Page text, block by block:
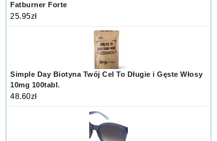
Fatburner Forte
25.95zł
Simple Day Biotyna Twój Cel To Długie i Gęste Włosy
10mg 100tabl.
48.60zł